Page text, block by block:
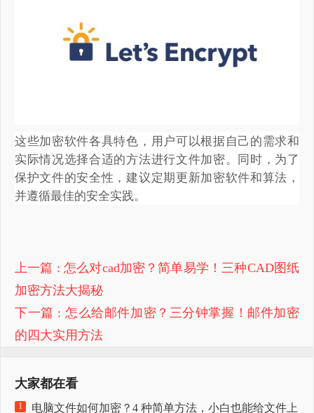
这些加密软件各具特色，用户可以根据自己的需求和
实际情况选择合适的方法进行文件加密。同时，为了
保护文件的安全性，建议定期更新加密软件和算法，
并遵循最佳的安全实践。
上一篇 : 怎么对cad加密？简单易学！三种CAD图纸
加密方法大揭秘
下一篇 : 怎么给邮件加密？三分钟掌握！邮件加密
的四大实用方法
大家都在看
1
电脑文件如何加密？4 种简单方法，小白也能给文件上